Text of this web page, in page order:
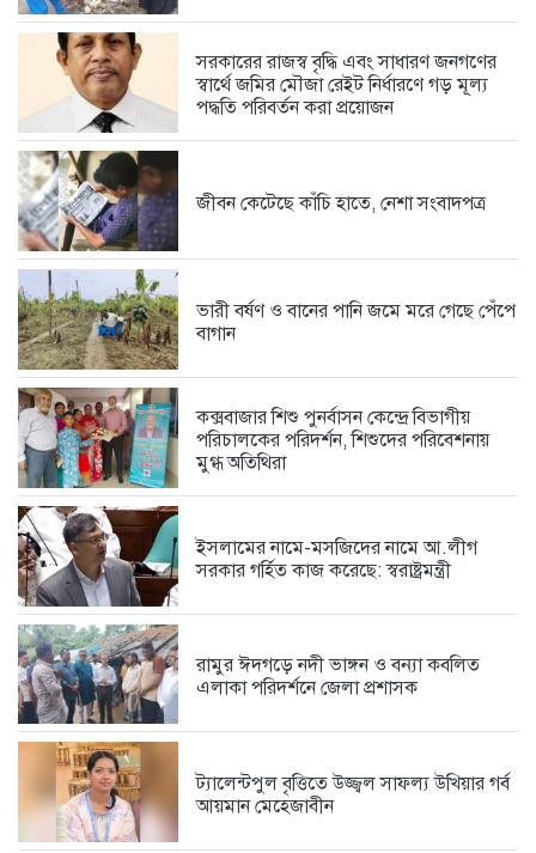
স্কপ কেন্দ্রীয় নেতৃবৃন্দের সঙ্গে কক্সবাজার...
5 days আগে
6 days আগে
ফেসবুকে সমালোচনার ঝড়, দলীয় কর্মীদের...
1 week আগে
সরকারের রাজস্ব বৃদ্ধি এবং সাধারণ জনগণের
স্বার্থে জমির মৌজা রেইট নির্ধারণে গড় মূল্য
পদ্ধতি পরিবর্তন করা প্রয়োজন
জীবন কেটেছে কাঁচি হাতে, নেশা সংবাদপত্র
ভারী বর্ষণ ও বানের পানি জমে মরে গেছে পেঁপে
বাগান
কক্সবাজার শিশু পুনর্বাসন কেন্দ্রে বিভাগীয়
পরিচালকের পরিদর্শন, শিশুদের পরিবেশনায়
মুগ্ধ অতিথিরা
ইসলামের নামে-মসজিদের নামে আ.লীগ
সরকার গর্হিত কাজ করেছে: স্বরাষ্ট্রমন্ত্রী
রামুর ঈদগড়ে নদী ভাঙ্গন ও বন্যা কবলিত
এলাকা পরিদর্শনে জেলা প্রশাসক
ট্যালেন্টপুল বৃত্তিতে উজ্জ্বল সাফল্য উখিয়ার গর্ব
আয়মান মেহেজাবীন